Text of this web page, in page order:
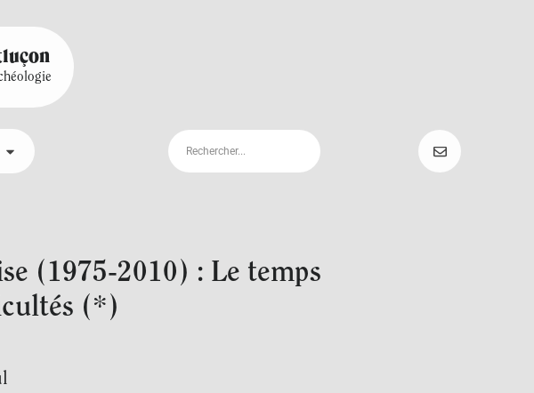
(1975-2010) : Le temps
(*)